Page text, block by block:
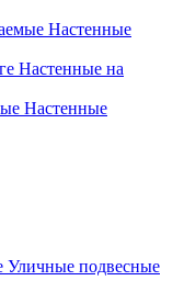
Настенные
Настенные на
Настенные
Уличные подвесные